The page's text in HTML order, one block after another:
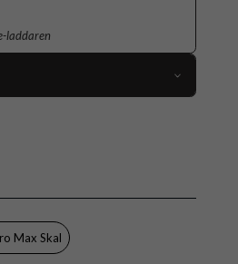
laddaren
MagSafe-kompatibel
Hårdplast (PC), Mjukplast (TPU)
Max Skal